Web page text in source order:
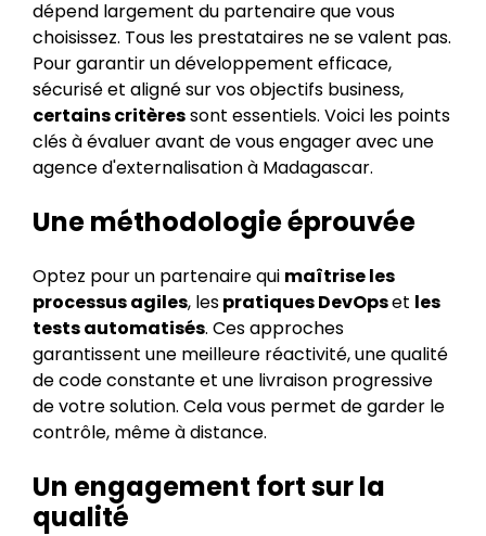
dépend largement du partenaire que vous
choisissez. Tous les prestataires ne se valent pas.
Pour garantir un développement efficace,
sécurisé et aligné sur vos objectifs business,
certains critèressont essentiels. Voici les points
clés à évaluer avant de vous engager avec une
agence d'externalisation à Madagascar.
Une méthodologie éprouvée
Optez pour un partenaire qui maîtrise les
processus agiles, lespratiques DevOpset les
tests automatisés. Ces approches
garantissent une meilleure réactivité, une qualité
de code constante et une livraison progressive
de votre solution. Cela vous permet de garder le
contrôle, même à distance.
Un engagement fort sur la
qualité